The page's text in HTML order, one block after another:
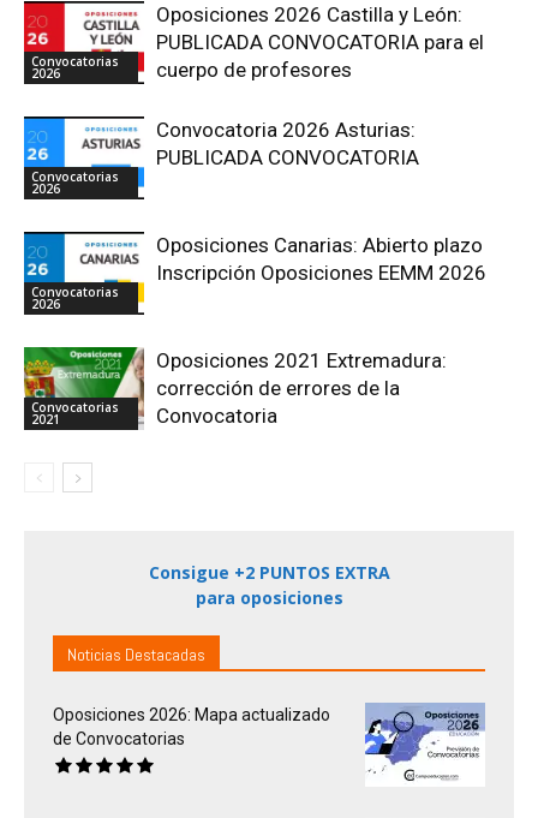
Convocatorias
2026
Oposiciones 2026 Castilla y León:
PUBLICADA CONVOCATORIA para el
cuerpo de profesores
Convocatorias
2026
Convocatoria 2026 Asturias:
PUBLICADA CONVOCATORIA
Convocatorias
2026
Oposiciones Canarias: Abierto plazo
Inscripción Oposiciones EEMM 2026
Convocatorias
2021
Oposiciones 2021 Extremadura:
corrección de errores de la
Convocatoria
Consigue +2 PUNTOS EXTRA
para oposiciones
Noticias Destacadas
Oposiciones 2026: Mapa actualizado
de Convocatorias